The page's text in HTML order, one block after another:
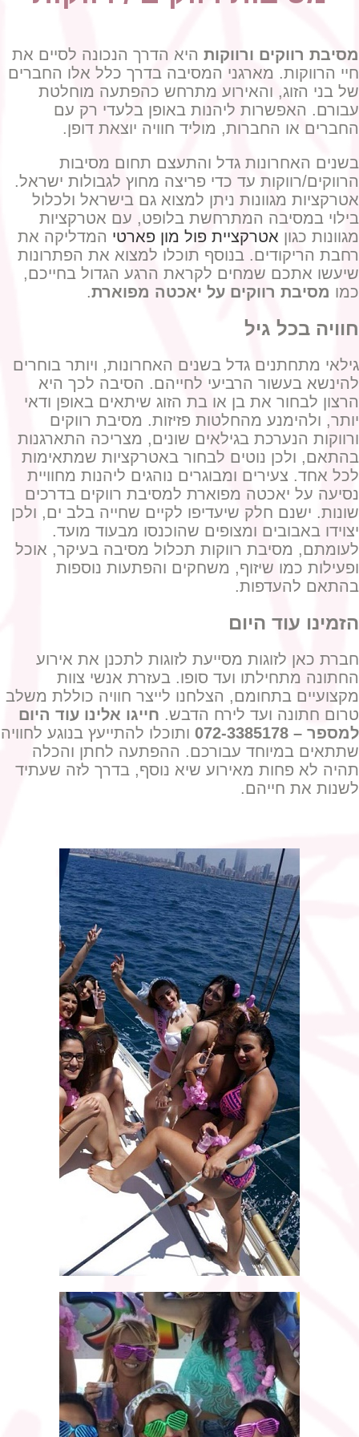
מסיבת רווקים ורווקות היא הדרך הנכונה לסיים את
חיי הרווקות. מארגני המסיבה בדרך כלל אלו החברים
של בני הזוג, והאירוע מתרחש כהפתעה מוחלטת
עבורם. האפשרות ליהנות באופן בלעדי רק עם
החברים או החברות, מוליד חוויה יוצאת דופן.
בשנים האחרונות גדל והתעצם תחום מסיבות
הרווקים/רווקות עד כדי פריצה מחוץ לגבולות ישראל.
אטרקציות מגוונות ניתן למצוא גם בישראל ולכלול
בילוי במסיבה המתרחשת בלופט, עם אטרקציות
מגוונות כגון אטרקציית פול מון פארטי המדליקה את
רחבת הריקודים. בנוסף תוכלו למצוא את הפתרונות
שיעשו אתכם שמחים לקראת הרגע הגדול בחייכם,
כמו מסיבת רווקים על יאכטה מפוארת.
חוויה בכל גיל
גילאי מתחתנים גדל בשנים האחרונות, ויותר בוחרים
להינשא בעשור הרביעי לחייהם. הסיבה לכך היא
הרצון לבחור את בן או בת הזוג שיתאים באופן ודאי
יותר, ולהימנע מהחלטות פזיזות. מסיבת רווקים
ורווקות הנערכת בגילאים שונים, מצריכה התארגנות
בהתאם, ולכן נוטים לבחור באטרקציות שמתאימות
לכל אחד. צעירים ומבוגרים נוהגים ליהנות מחוויית
נסיעה על יאכטה מפוארת למסיבת רווקים בדרכים
שונות. ישנם חלק שיעדיפו לקיים שחייה בלב ים, ולכן
יצוידו באבובים ומצופים שהוכנסו מבעוד מועד.
לעומתם, מסיבת רווקות תכלול מסיבה בעיקר, אוכל
ופעילות כמו שיזוף, משחקים והפתעות נוספות
בהתאם להעדפות.
הזמינו עוד היום
חברת כאן לזוגות מסייעת לזוגות לתכנן את אירוע
החתונה מתחילתו ועד סופו. בעזרת אנשי צוות
מקצועיים בתחומם, הצלחנו לייצר חוויה כוללת משלב
טרום חתונה ועד לירח הדבש. חייגו אלינו עוד היום
למספר – 072-3385178
ותוכלו להתייעץ בנוגע לחוויה
שתתאים במיוחד עבורכם. ההפתעה לחתן והכלה
תהיה לא פחות מאירוע שיא נוסף, בדרך לזה שעתיד
לשנות את חייהם.